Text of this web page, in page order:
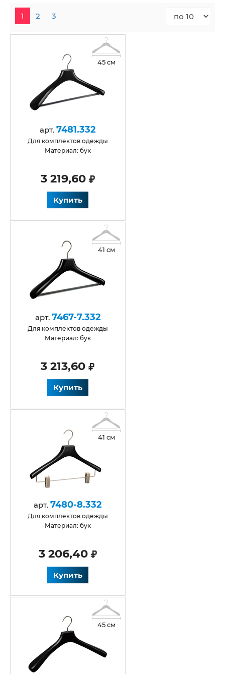
1 2 3
45 см
арт. 7481.332
для комплектов одежды
Материал: бук
3 219,60
Купить
41 см
арт. 7467-7.332
Для комплектов одежды
Материал: бук
3 213,60
Купить
41 см
арт. 7480-8.332
Для комплектов одежды
Материал: бук
3 206,40
Купить
45 см